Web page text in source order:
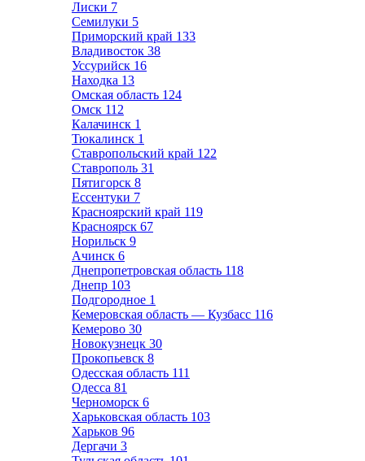
Лиски 7
Семилуки 5
Приморский край 133
Владивосток 38
Уссурийск 16
Находка 13
Омская область 124
Омск 112
Калачинск 1
Тюкалинск 1
Ставропольский край 122
Ставрополь 31
Пятигорск 8
Ессентуки 7
Красноярский край 119
Красноярск 67
Норильск 9
Ачинск 6
Днепропетровская область 118
Днепр 103
Подгородное 1
Кемеровская область — Кузбасс 116
Кемерово 30
Новокузнецк 30
Прокопьевск 8
Одесская область 111
Одесса 81
Черноморск 6
Харьковская область 103
Харьков 96
Дергачи 3